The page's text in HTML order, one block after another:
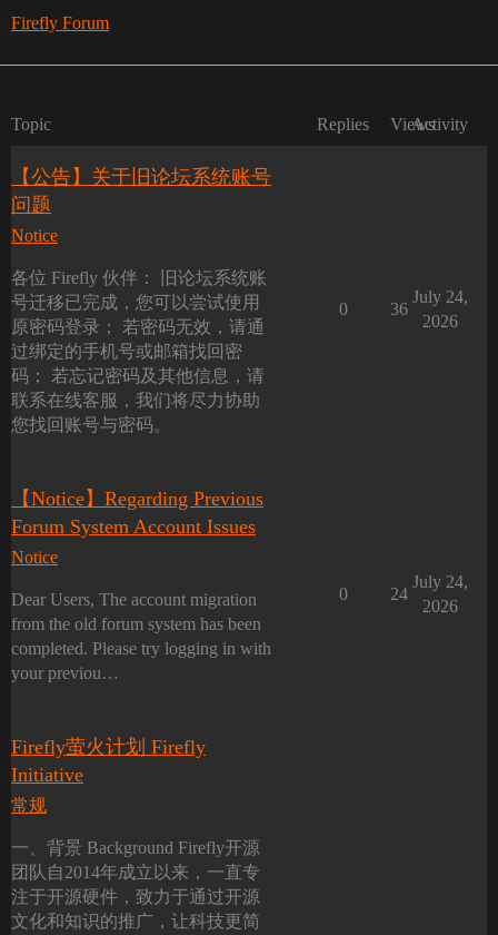
Firefly Forum
Topic Replies ViewsActivity
【公告】关于旧论坛系统账号
问题
Notice
各位 Firefly 伙伴： 旧论坛系统账
号迁移已完成，您可以尝试使用
原密码登录； 若密码无效，请通
过绑定的手机号或邮箱找回密
码； 若忘记密码及其他信息，请
联系在线客服，我们将尽力协助
您找回账号与密码。
0 36
July 24,
2026
【Notice】Regarding Previous
Forum System Account Issues
Notice
Dear Users, The account migration
from the old forum system has been
completed. Please try logging in with
your previou…
0 24
July 24,
2026
Firefly萤火计划 Firefly
Initiative
常规
一、背景 Background Firefly开源
团队自2014年成立以来，一直专
注于开源硬件，致力于通过开源
文化和知识的推广，让科技更简